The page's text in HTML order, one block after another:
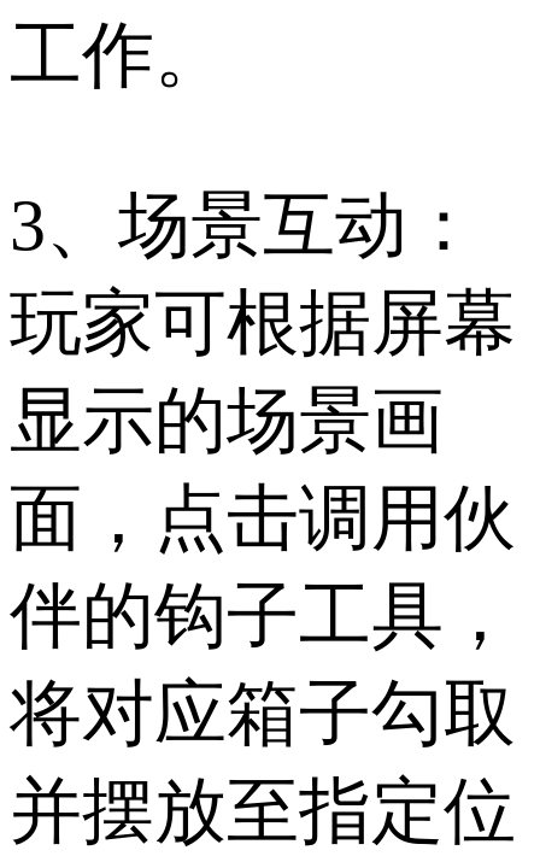
工作。
3、场景互动：
玩家可根据屏幕
显示的场景画
面，点击调用伙
伴的钩子工具，
将对应箱子勾取
并摆放至指定位